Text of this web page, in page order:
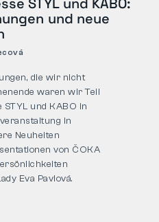
und neue
die wir nicht
waren wir Teil
und KABO in
in
Neuheiten
von ČOKA
Eva Pavlová.